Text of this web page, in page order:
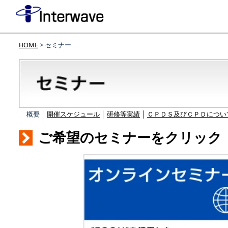
HOME> セミナー
概要 │ 開催スケジュール 研修等実績 ＣＰＤＳ及びＣＰＤにつ
ご希望のセミナーをクリック